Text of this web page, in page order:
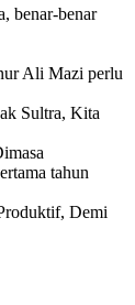
benar-benar
Ali Mazi perlu
Sultra, Kita
tahun
Demi